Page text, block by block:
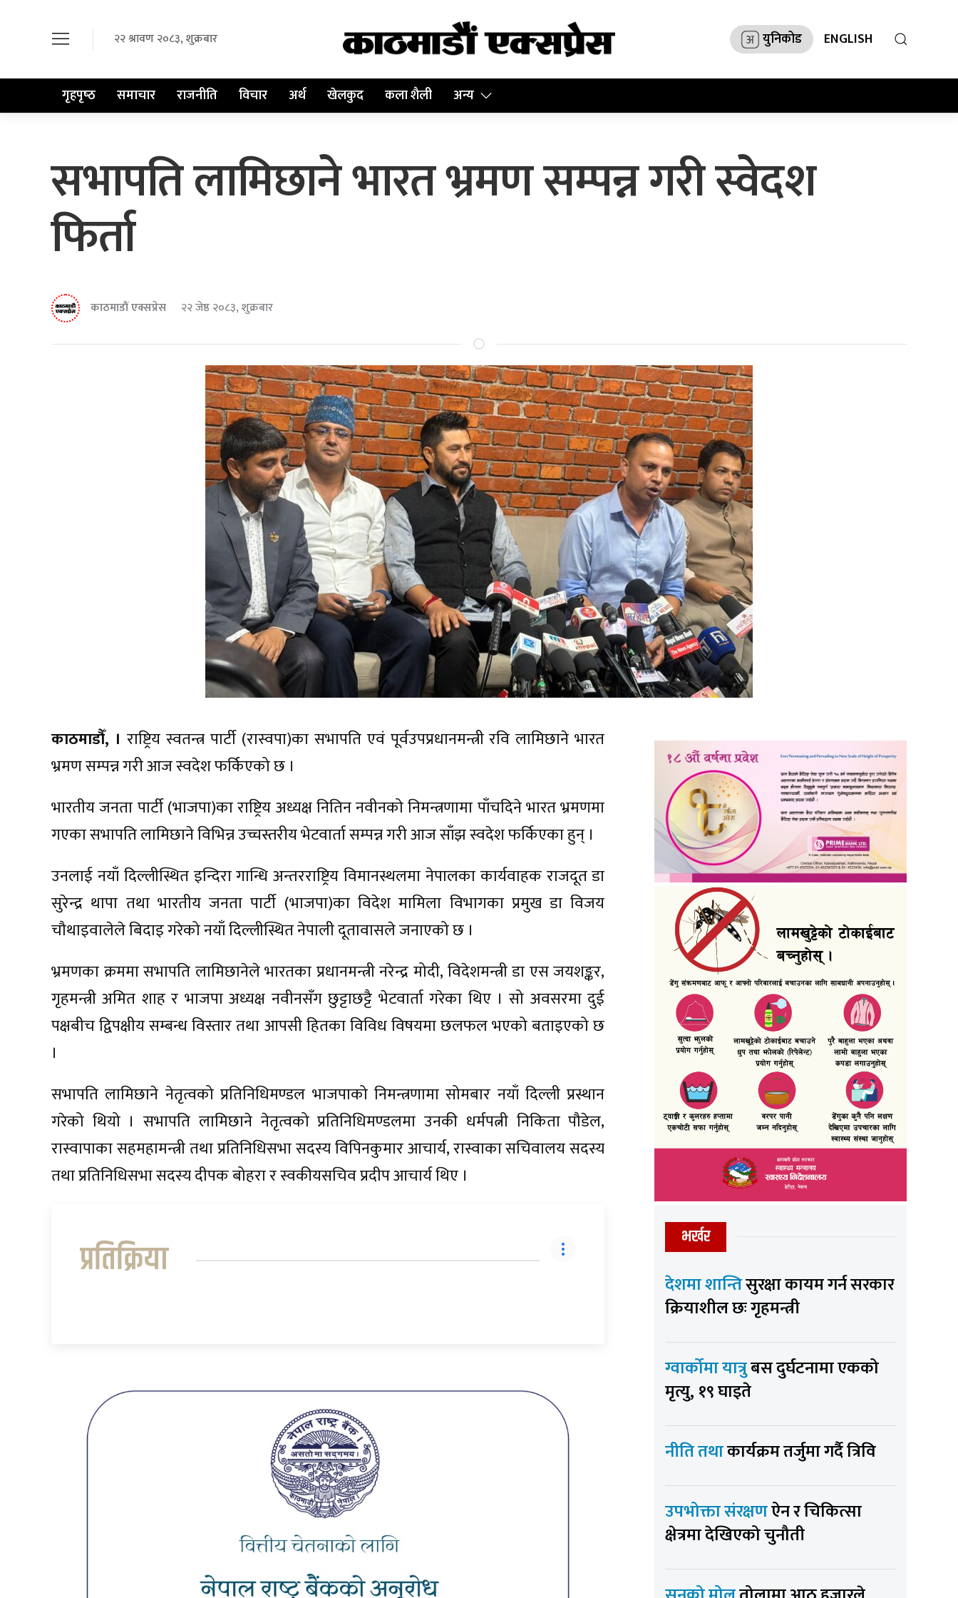
२२ श्रावण २०८३, शुक्रबार युनिकोड ENGLISH
गृहपृष्‍ठ समाचार राजनीति विचार अर्थ खेलकुद कला शैली अन्य
सभापति लामिछाने भारत भ्रमण सम्पन्न गरी स्वेदश
फिर्ता
काठमाडौं एक्सप्रेस २२ जेष्ठ २०८३, शुक्रबार
काठमाडौँ, । राष्ट्रिय स्वतन्त्र पार्टी (रास्वपा)का सभापति एवं पूर्वउपप्रधानमन्त्री रवि लामिछाने भारत
भ्रमण सम्पन्न गरी आज स्वदेश फर्किएको छ ।
भारतीय जनता पार्टी (भाजपा)का राष्ट्रिय अध्यक्ष नितिन नवीनको निमन्त्रणामा पाँचदिने भारत भ्रमणमा
गएका सभापति लामिछाने विभिन्न उच्चस्तरीय भेटवार्ता सम्पन्न गरी आज साँझ स्वदेश फर्किएका हुन् ।
उनलाई नयाँ दिल्लीस्थित इन्दिरा गान्धि अन्तरराष्ट्रिय विमानस्थलमा नेपालका कार्यवाहक राजदूत डा
सुरेन्द्र थापा तथा भारतीय जनता पार्टी (भाजपा)का विदेश मामिला विभागका प्रमुख डा विजय
चौथाइवालेले बिदाइ गरेको नयाँ दिल्लीस्थित नेपाली दूतावासले जनाएको छ ।
भ्रमणका क्रममा सभापति लामिछानेले भारतका प्रधानमन्त्री नरेन्द्र मोदी, विदेशमन्त्री डा एस जयशङ्कर,
गृहमन्त्री अमित शाह र भाजपा अध्यक्ष नवीनसँग छुट्टाछट्टै भेटवार्ता गरेका थिए । सो अवसरमा दुई
पक्षबीच द्विपक्षीय सम्बन्ध विस्तार तथा आपसी हितका विविध विषयमा छलफल भएको बताइएको छ
।
सभापति लामिछाने नेतृत्वको प्रतिनिधिमण्डल भाजपाको निमन्त्रणामा सोमबार नयाँ दिल्ली प्रस्थान
गरेको थियो । सभापति लामिछाने नेतृत्वको प्रतिनिधिमण्डलमा उनकी धर्मपत्नी निकिता पौडेल,
रास्वापाका सहमहामन्त्री तथा प्रतिनिधिसभा सदस्य विपिनकुमार आचार्य, रास्वाका सचिवालय सदस्य
तथा प्रतिनिधिसभा सदस्य दीपक बोहरा र स्वकीयसचिव प्रदीप आचार्य थिए ।
प्रतिक्रिया भर्खर
देशमा शान्तिसुरक्षा कायम गर्न सरकार
क्रियाशील छः गृहमन्त्री
ग्वार्कोमा यात्रुबस दुर्घटनामा एकको
मृत्यु, १९ घाइते
नीति तथाकार्यक्रम तर्जुमा गर्दै त्रिवि
उपभोक्ता संरक्षणऐन र चिकित्सा
क्षेत्रमा देखिएको चुनौती